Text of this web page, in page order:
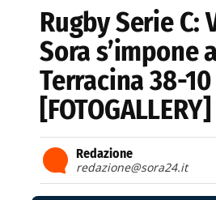
Rugby Serie C:
Sora s’impone a
Terracina 38-10
[FOTOGALLERY]
Redazione
redazione@sora24.it